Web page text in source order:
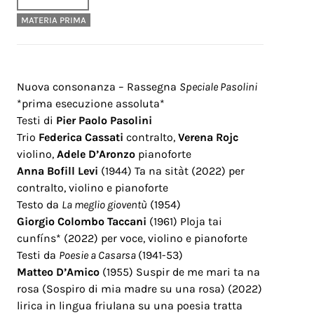
MATERIA PRIMA
Nuova consonanza – Rassegna Speciale Pasolini
*prima esecuzione assoluta*
Testi di Pier Paolo Pasolini
Trio Federica Cassati contralto, Verena Rojc
violino, Adele D’Aronzo pianoforte
Anna Bofill Levi (1944) Ta na sitàt (2022) per
contralto, violino e pianoforte
Testo da La meglio gioventù (1954)
Giorgio Colombo Taccani (1961) Ploja tai
cunfíns* (2022) per voce, violino e pianoforte
Testi da Poesie a Casarsa (1941-53)
Matteo D’Amico (1955) Suspir de me mari ta na
rosa (Sospiro di mia madre su una rosa) (2022)
lirica in lingua friulana su una poesia tratta